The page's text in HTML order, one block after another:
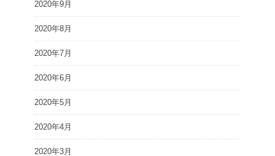
2020年9月
2020年8月
2020年7月
2020年6月
2020年5月
2020年4月
2020年3月